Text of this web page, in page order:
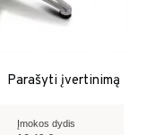
Parašyti įvertinimą
Įmokos dydis